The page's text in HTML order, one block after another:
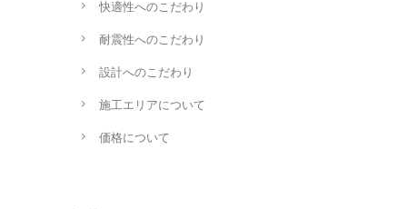
快適性へのこだわり
耐震性へのこだわり
設計へのこだわり
施工エリアについて
価格について